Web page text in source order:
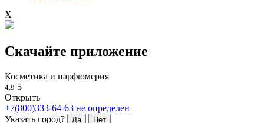
X
Скачайте приложение
Косметика и парфюмерия
4.9 5
Открыть
+7(800)333-64-63 не определен
Указать город?
Да Нет